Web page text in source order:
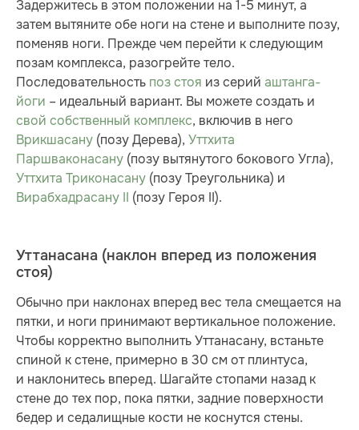
Задержитесь в этом положении на 1-5 минут, а
затем вытяните обе ноги на стене и выполните позу,
поменяв ноги. Прежде чем перейти к следующим
позам комплекса, разогрейте тело.
Последовательность поз стоя из серий аштанга-
йоги – идеальный вариант. Вы можете создать и
свой собственный комплекс, включив в него
Врикшасану (позу Дерева), Уттхита
Паршваконасану (позу вытянутого бокового Угла),
Уттхита Триконасану (позу Треугольника) и
Вирабхадрасану II (позу Героя II).
Уттанасана (наклон вперед из положения
стоя)
Обычно при наклонах вперед вес тела смещается на
пятки, и ноги принимают вертикальное положение.
Чтобы корректно выполнить Уттанасану, встаньте
спиной к стене, примерно в 30 см от плинтуса,
и наклонитесь вперед. Шагайте стопами назад к
стене до тех пор, пока пятки, задние поверхности
бедер и седалищные кости не коснутся стены.